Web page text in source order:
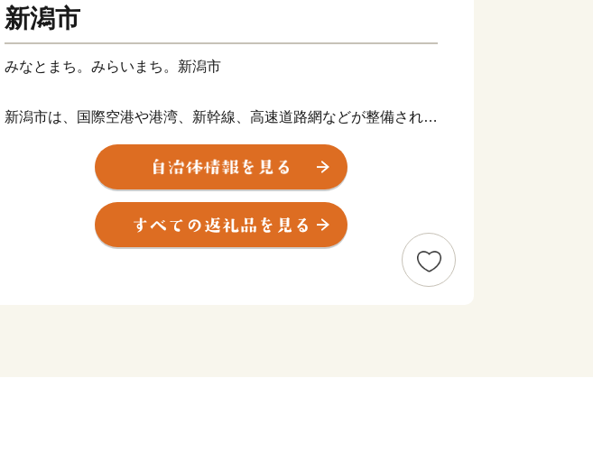
新潟市
みなとまち。みらいまち。新潟市
新潟市は、国際空港や港湾、新幹線、高速道路網などが整備された
交通拠点であると同時に、国内最大の水田面積を持つ大農業都市で
さらに、日本海や信濃川・阿賀野川の大河、毎年4,000羽を超える
ハクチョウが飛来するラムサール条約湿地の佐潟など、豊かな自然
に恵まれています。
その自然と人が生み出す、お米や野菜などのたくさんの美味たち。